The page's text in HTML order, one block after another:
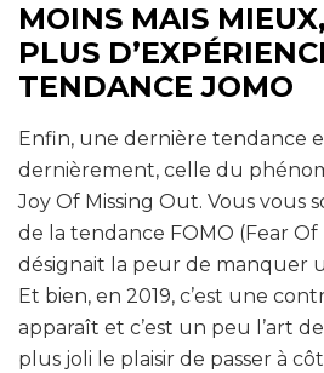
MOINS MAIS
PLUS
TENDANCE JOMO
Enfin, une dernière tendance
dernièrement, celle du
Joy Of Missing Out. Vous vous
de la tendance FOMO (Fear
désignait la peur de manquer
Et bien, en 2019, c’est une
apparaît et c’est un peu l’art
plus joli le plaisir de passer à